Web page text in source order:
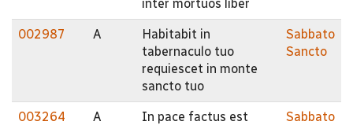
inter mortuos liber
002987 A
Habitabit in
tabernaculo tuo
requiescet in monte
sancto tuo
Sabbato
Sancto
003264 A
In pace factus est
Sabbato